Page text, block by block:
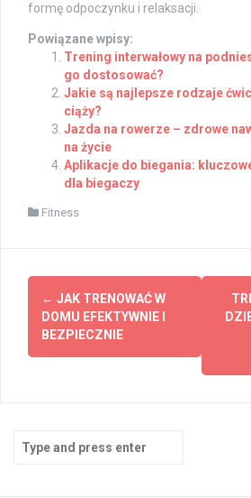
formę odpoczynku i relaksacji.
Powiązane wpisy:
Trening interwałowy na
go dostosować?
Jakie są najlepsze rodzaje
ciąży?
Jazda na rowerze – zdrowe
na życie
Aplikacje do biegania:
dla biegaczy
Fitness
Post
navigation
← JAK TRENOWAĆ W
DOMU EFEKTYWNIE I
BEZPIECZNIE
Search
for: